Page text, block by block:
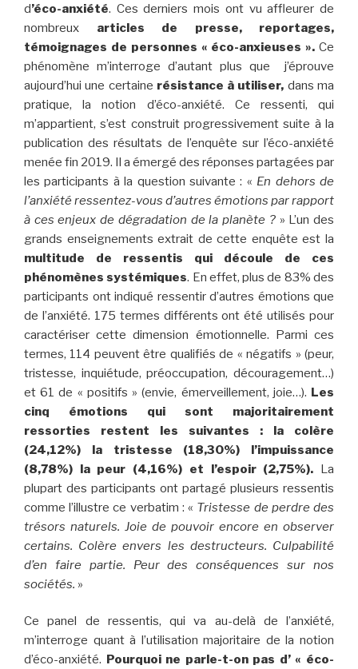
d’éco-anxiété. Ces derniers mois ont vu affleurer de
nombreux articles de presse, reportages,
témoignages de personnes « éco-anxieuses ». Ce
phénomène m’interroge d’autant plus que j’éprouve
aujourd’hui une certaine résistance à utiliser, dans ma
pratique, la notion d’éco-anxiété. Ce ressenti, qui
m’appartient, s’est construit progressivement suite à la
publication des résultats de l’enquête sur l’éco-anxiété
menée fin 2019. Il a émergé des réponses partagées par
les participants à la question suivante : « En dehors de
l’anxiété ressentez-vous d’autres émotions par rapport
à ces enjeux de dégradation de la planète ? » L’un des
grands enseignements extrait de cette enquête est la
multitude de ressentis qui découle de ces
phénomènes systémiques. En effet, plus de 83% des
participants ont indiqué ressentir d’autres émotions que
de l’anxiété. 175 termes différents ont été utilisés pour
caractériser cette dimension émotionnelle. Parmi ces
termes, 114 peuvent être qualifiés de « négatifs » (peur,
tristesse, inquiétude, préoccupation, découragement…)
et 61 de « positifs » (envie, émerveillement, joie…). Les
cinq émotions qui sont majoritairement
ressorties restent les suivantes : la colère
(24,12%) la tristesse (18,30%) l’impuissance
(8,78%) la peur (4,16%) et l’espoir (2,75%). La
plupart des participants ont partagé plusieurs ressentis
comme l’illustre ce verbatim : « Tristesse de perdre des
trésors naturels. Joie de pouvoir encore en observer
certains. Colère envers les destructeurs. Culpabilité
d’en faire partie. Peur des conséquences sur nos
sociétés. »
Ce panel de ressentis, qui va au-delà de l’anxiété,
m’interroge quant à l’utilisation majoritaire de la notion
d’éco-anxiété. Pourquoi ne parle-t-on pas d’ « éco-